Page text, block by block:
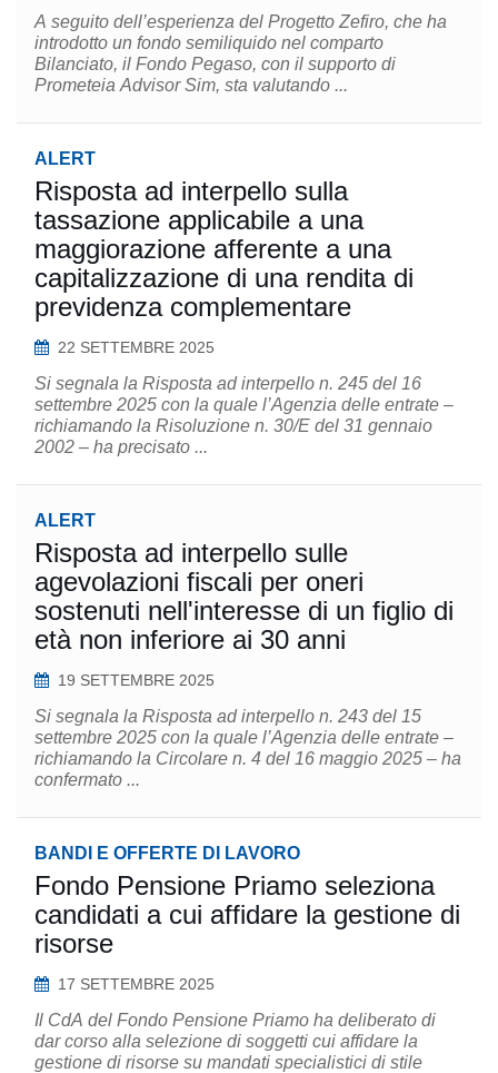
A seguito dell’esperienza del Progetto Zefiro, che ha
introdotto un fondo semiliquido nel comparto
Bilanciato, il Fondo Pegaso, con il supporto di
Prometeia Advisor Sim, sta valutando ...
ALERT
Risposta ad interpello sulla
tassazione applicabile a una
maggiorazione afferente a una
capitalizzazione di una rendita di
previdenza complementare
22 SETTEMBRE 2025
Si segnala la Risposta ad interpello n. 245 del 16
settembre 2025 con la quale l’Agenzia delle entrate –
richiamando la Risoluzione n. 30/E del 31 gennaio
2002 – ha precisato ...
ALERT
Risposta ad interpello sulle
agevolazioni fiscali per oneri
sostenuti nell'interesse di un figlio di
età non inferiore ai 30 anni
19 SETTEMBRE 2025
Si segnala la Risposta ad interpello n. 243 del 15
settembre 2025 con la quale l’Agenzia delle entrate –
richiamando la Circolare n. 4 del 16 maggio 2025 – ha
confermato ...
BANDI E OFFERTE DI LAVORO
Fondo Pensione Priamo seleziona
candidati a cui affidare la gestione di
risorse
17 SETTEMBRE 2025
Il CdA del Fondo Pensione Priamo ha deliberato di
dar corso alla selezione di soggetti cui affidare la
gestione di risorse su mandati specialistici di stile